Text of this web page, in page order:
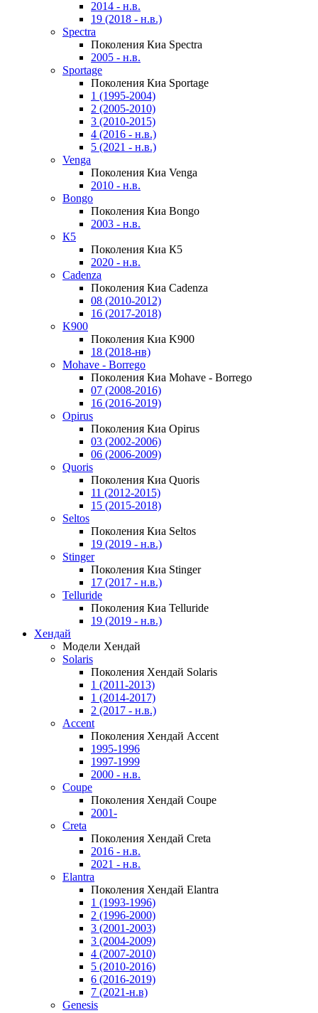
2014 - н.в.
19 (2018 - н.в.)
Spectra
Поколения Киа Spectra
2005 - н.в.
Sportage
Поколения Киа Sportage
1 (1995-2004)
2 (2005-2010)
3 (2010-2015)
4 (2016 - н.в.)
5 (2021 - н.в.)
Venga
Поколения Киа Venga
2010 - н.в.
Bongo
Поколения Киа Bongo
2003 - н.в.
К5
Поколения Киа К5
2020 - н.в.
Cadenza
Поколения Киа Cadenza
08 (2010-2012)
16 (2017-2018)
K900
Поколения Киа K900
18 (2018-нв)
Mohave - Borrego
Поколения Киа Mohave - Borrego
07 (2008-2016)
16 (2016-2019)
Opirus
Поколения Киа Opirus
03 (2002-2006)
06 (2006-2009)
Quoris
Поколения Киа Quoris
11 (2012-2015)
15 (2015-2018)
Seltos
Поколения Киа Seltos
19 (2019 - н.в.)
Stinger
Поколения Киа Stinger
17 (2017 - н.в.)
Telluride
Поколения Киа Telluride
19 (2019 - н.в.)
Хендай
Модели Хендай
Solaris
Поколения Хендай Solaris
1 (2011-2013)
1 (2014-2017)
2 (2017 - н.в.)
Accent
Поколения Хендай Accent
1995-1996
1997-1999
2000 - н.в.
Coupe
Поколения Хендай Coupe
2001-
Creta
Поколения Хендай Creta
2016 - н.в.
2021 - н.в.
Elantra
Поколения Хендай Elantra
1 (1993-1996)
2 (1996-2000)
3 (2001-2003)
3 (2004-2009)
4 (2007-2010)
5 (2010-2016)
6 (2016-2019)
7 (2021-н.в)
Genesis